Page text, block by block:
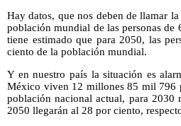
Hay datos, que nos deben de llamar
población mundial de las personas de
tiene estimado que para 2050, las
ciento de la población mundial.
Y en nuestro país la situación es
México viven 12 millones 85 mil 796
población nacional actual, para 2030
2050 llegarán al 28 por ciento,